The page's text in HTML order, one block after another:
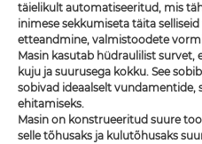
täielikult automatiseeritud, mis
inimese sekkumiseta täita
etteandmine, valmistoodete
Masin kasutab hüdraulilist
kuju ja suurusega kokku. See
sobivad ideaalselt vundamentide,
ehitamiseks.
Masin on konstrueeritud suure
selle tõhusaks ja kulutõhusaks